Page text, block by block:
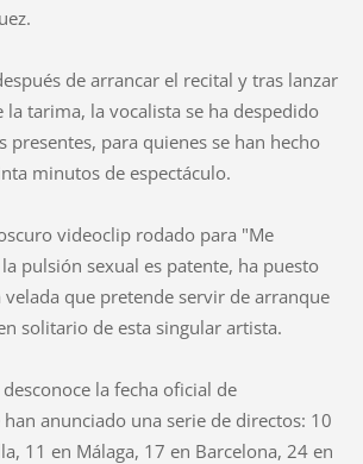
de arrancar el recital y tras lanzar
tarima, la vocalista se ha despedido
presentes, para quienes se han hecho
minutos de espectáculo.
videoclip rodado para "Me
pulsión sexual es patente, ha puesto
que pretende servir de arranque
solitario de esta singular artista.
la fecha oficial de
anunciado una serie de directos: 10
11 en Málaga, 17 en Barcelona, 24 en